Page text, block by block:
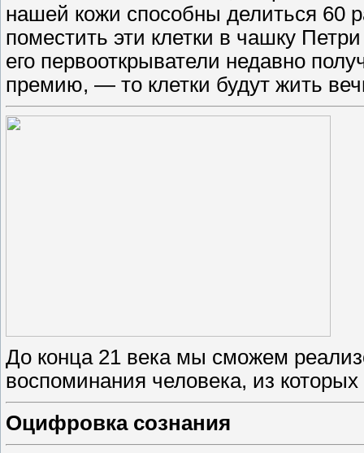
нашей кожи способны делиться 60
поместить эти клетки в чашку
его первооткрыватели недавно
премию, — ​то клетки будут жить
До конца 21 века мы сможем
воспоминания человека, из
Оцифровка сознания